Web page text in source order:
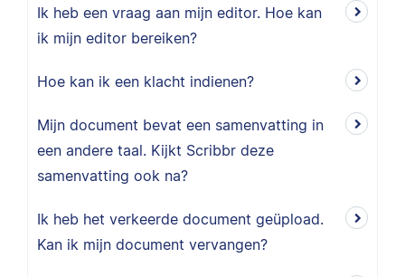
Ik heb een vraag aan mijn editor. Hoe kan
ik mijn editor bereiken?
Hoe kan ik een klacht indienen?
Mijn document bevat een samenvatting in
een andere taal. Kijkt Scribbr deze
samenvatting ook na?
Ik heb het verkeerde document geüpload.
Kan ik mijn document vervangen?